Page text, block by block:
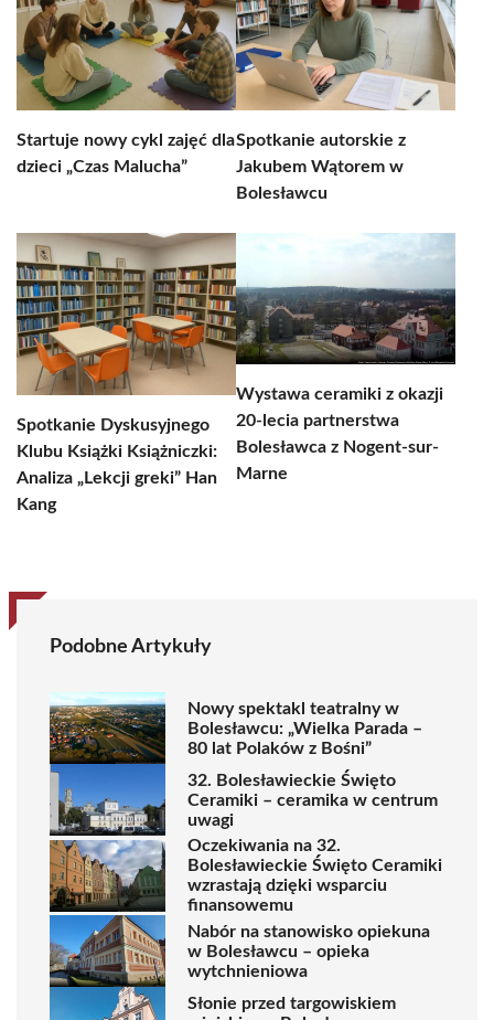
Startuje nowy cykl zajęć dla
dzieci „Czas Malucha”
Spotkanie autorskie z
Jakubem Wątorem w
Bolesławcu
Spotkanie Dyskusyjnego
Klubu Książki Książniczki:
Analiza „Lekcji greki” Han
Kang
Wystawa ceramiki z okazji
20-lecia partnerstwa
Bolesławca z Nogent-sur-
Marne
Podobne Artykuły
Nowy spektakl teatralny w
Bolesławcu: „Wielka Parada –
80 lat Polaków z Bośni”
32. Bolesławieckie Święto
Ceramiki – ceramika w centrum
uwagi
Oczekiwania na 32.
Bolesławieckie Święto Ceramiki
wzrastają dzięki wsparciu
finansowemu
Nabór na stanowisko opiekuna
w Bolesławcu – opieka
wytchnieniowa
Słonie przed targowiskiem